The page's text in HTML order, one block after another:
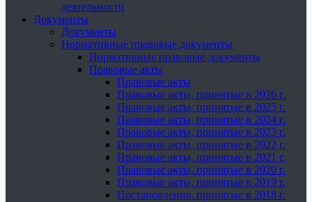
деятельности
Документы
Документы
Нормативные правовые документы
Нормативные правовые документы
Правовые акты
Правовые акты
Правовые акты, принятые в 2026 г.
Правовые акты, принятые в 2025 г.
Правовые акты, принятые в 2024 г.
Правовые акты, принятые в 2023 г.
Правовые акты, принятые в 2022 г.
Правовые акты, принятые в 2021 г.
Правовые акты, принятые в 2020 г.
Правовые акты, принятые в 2019 г.
Постановления, принятые в 2018 г.